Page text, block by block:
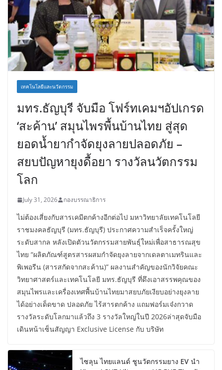
เทคโนโลยีและนวัตกรรม
มทร.ธัญบุรี จับมือ โฟร์ทเคมฯอัปเกรด
‘สะค้าน’ สมุนไพรพื้นบ้านไทย สู่สุด
ยอดน้ำยากำจัดยุงลายปลอดภัย –
สยบปัญหายุงดื้อยา รางวัลนวัตกรรม
โลก
July 31, 2026 กองบรรณาธิการ
ไม่ต้องเสี่ยงกับสารเคมีตกค้างอีกต่อไป มหาวิทยาลัยเทคโนโลยี
ราชมงคลธัญบุรี (มทร.ธัญบุรี) ประกาศความสำเร็จครั้งใหญ่
ระดับสากล หลังเปิดตัวนวัตกรรมสายพันธุ์ใหม่เพื่อสาธารณสุข
ไทย “ผลิตภัณฑ์สูตรสารผสมกำจัดยุงลายจากเดลตาเมทรินและ
พิเพอรีน (สารสกัดจากสะค้าน)” ผลงานสำคัญของนักวิจัยคณะ
วิทยาศาสตร์และเทคโนโลยี มทร.ธัญบุรี ที่ดึงเอาสรรพคุณของ
สมุนไพรและเครื่องเทศพื้นบ้านไทยมาสยบภัยเงียบอย่างยุงลาย
ได้อย่างเด็ดขาด ปลอดภัย ไร้สารตกค้าง แถมฟอร์มเจ๋งกวาด
รางวัลระดับโลกมาแล้วถึง 3 รางวัลใหญ่ในปี 2026ล่าสุดจับมือ
เดินหน้าเซ็นสัญญา Exclusive License กับ บริษัท
ไซลุน ไทยแลนด์ ชูนวัตกรรมยาง EV นำ